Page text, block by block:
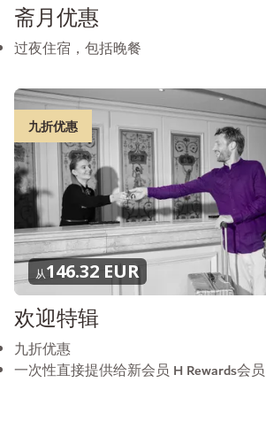
斋月优惠
过夜住宿，包括晚餐
九折优惠
从146.32 EUR
欢迎特辑
九折优惠
一次性直接提供给新会员 H Rewards会员